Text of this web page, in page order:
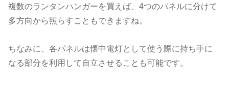
複数のランタンハンガーを買えば、4つのパネルに分けて
多方向から照らすこともできますね。
ちなみに、各パネルは懐中電灯として使う際に持ち手に
なる部分を利用して自立させることも可能です。